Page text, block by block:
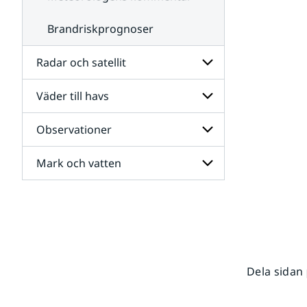
Brandriskprognoser
Radar och satellit
Undersidor
för
Radar
och
satellit
Väder till havs
Undersidor
för
Väder
till
havs
Observationer
Undersidor
för
Mark och vatten
Dela sidan